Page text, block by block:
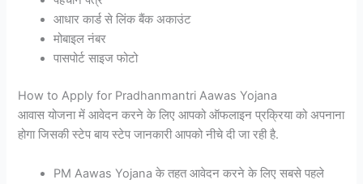
आधार कार्ड से लिंक बैंक अकाउंट
मोबाइल नंबर
पासपोर्ट साइज फोटो
How to Apply for Pradhanmantri Aawas Yojana
आवास योजना में आवेदन करने के लिए आपको ऑफलाइन प्रक्रिया को अपनाना
होगा जिसकी स्टेप बाय स्टेप जानकारी आपको नीचे दी जा रही है.
PM Aawas Yojana के तहत आवेदन करने के लिए सबसे पहले